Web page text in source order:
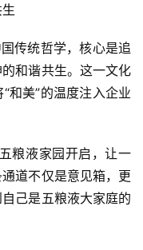
传统哲学，核心是追
和谐共生。这一文化
和美”的温度注入企业
粮液家园开启，让一
道不仅是意见箱，更
己是五粮液大家庭的